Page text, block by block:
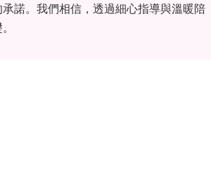
諾。我們相信，透過細心指導與溫暖陪